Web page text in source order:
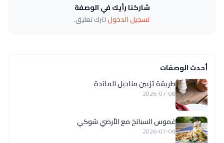
شاركنا رأيك في الوصفة
تسجيل الدخوللترك تعليق.
أحدث الوصفات
طريقة تزيين مناديل المائدة
2026-07-08
غموس السبانخ مع الأرضي شوكي
2026-07-08